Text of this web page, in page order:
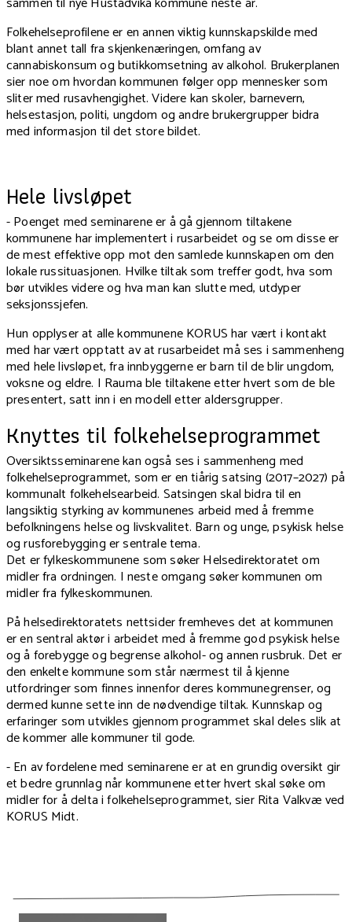
Folkehelseprofilene er en annen viktig kunnskapskilde med
blant annet tall fra skjenkenæringen, omfang av
cannabiskonsum og butikkomsetning av alkohol. Brukerplanen
sier noe om hvordan kommunen følger opp mennesker som
sliter med rusavhengighet. Videre kan skoler, barnevern,
helsestasjon, politi, ungdom og andre brukergrupper bidra
med informasjon til det store bildet.
Hele livsløpet
- Poenget med seminarene er å gå gjennom tiltakene
kommunene har implementert i rusarbeidet og se om disse er
de mest effektive opp mot den samlede kunnskapen om den
lokale russituasjonen. Hvilke tiltak som treffer godt, hva som
bør utvikles videre og hva man kan slutte med, utdyper
seksjonssjefen.
Hun opplyser at alle kommunene KORUS har vært i kontakt
med har vært opptatt av at rusarbeidet må ses i sammenheng
med hele livsløpet, fra innbyggerne er barn til de blir ungdom,
voksne og eldre. I Rauma ble tiltakene etter hvert som de ble
presentert, satt inn i en modell etter aldersgrupper.
Knyttes til folkehelseprogrammet
Oversiktsseminarene kan også ses i sammenheng med
folkehelseprogrammet, som er en tiårig satsing (2017–2027) på
kommunalt folkehelsearbeid. Satsingen skal bidra til en
langsiktig styrking av kommunenes arbeid med å fremme
befolkningens helse og livskvalitet. Barn og unge, psykisk helse
og rusforebygging er sentrale tema.
Det er fylkeskommunene som søker Helsedirektoratet om
midler fra ordningen. I neste omgang søker kommunen om
midler fra fylkeskommunen.
På helsedirektoratets nettsider fremheves det at kommunen
er en sentral aktør i arbeidet med å fremme god psykisk helse
og å forebygge og begrense alkohol- og annen rusbruk. Det er
den enkelte kommune som står nærmest til å kjenne
utfordringer som finnes innenfor deres kommunegrenser, og
dermed kunne sette inn de nødvendige tiltak. Kunnskap og
erfaringer som utvikles gjennom programmet skal deles slik at
de kommer alle kommuner til gode.
- En av fordelene med seminarene er at en grundig oversikt gir
et bedre grunnlag når kommunene etter hvert skal søke om
midler for å delta i folkehelseprogrammet, sier Rita Valkvæ ved
KORUS Midt.